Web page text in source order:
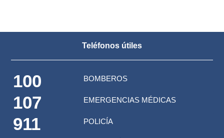
Teléfonos útiles
100 BOMBEROS
107 EMERGENCIAS MÉDICAS
911 POLICÍA